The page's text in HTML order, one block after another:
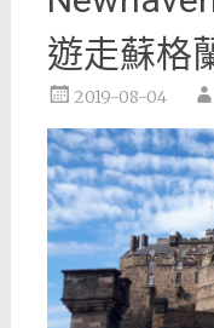
遊走蘇格
2019-08-04